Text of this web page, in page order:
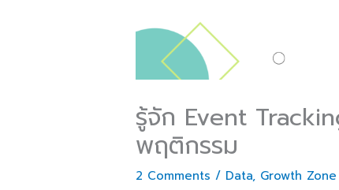
รู้จัก Event
พฤติกรรม
2 Comments / Data, Growth Zone